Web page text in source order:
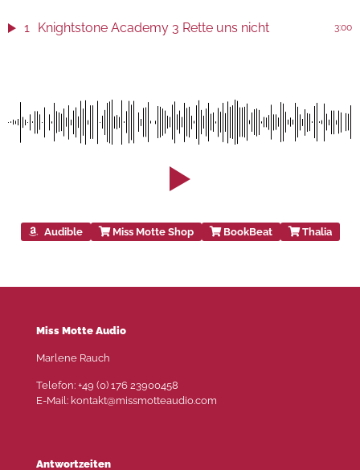
1 Knightstone Academy 3 Rette uns nicht 3:00
Audible Miss Motte Shop BookBeat Thalia
Miss Motte Audio
Marlene Rauch
Telefon: +49 (0) 176 23900458
E-Mail: kontakt@missmotteaudio.com
Antwortzeiten